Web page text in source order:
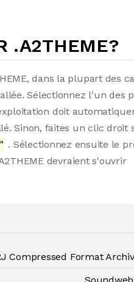
.A2THEME?
dans la plupart des
Sélectionnez l'un des
doit
Sinon, faites un clic droit
. Sélectionnez ensuite le
devraient s'ouvrir
Compressed Format